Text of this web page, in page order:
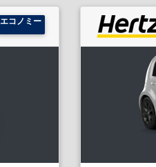
エコノミー